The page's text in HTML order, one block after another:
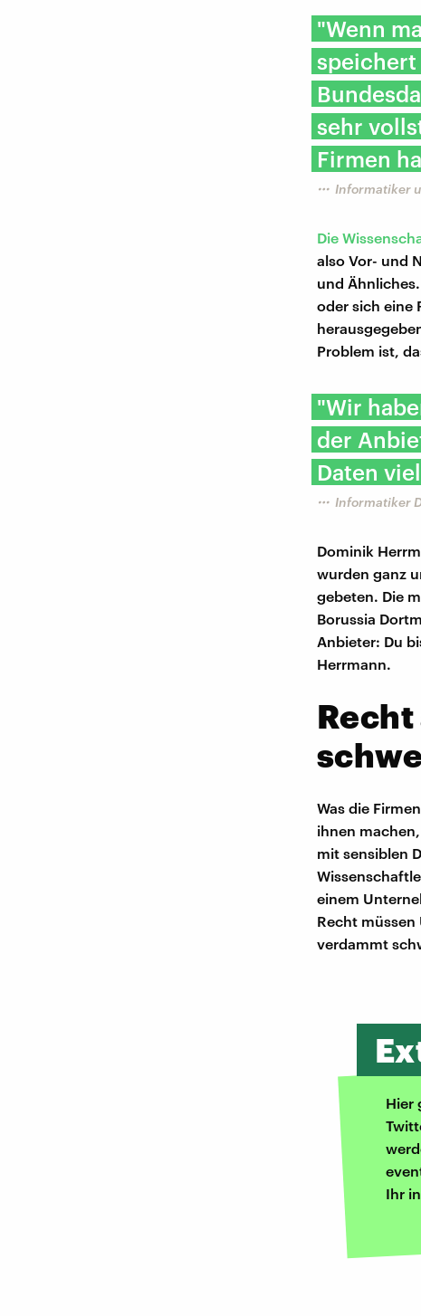
"Wenn
speichert
sehr
Firmen
Informatiker
Die
also Vor- und
und
oder sich eine
Problem ist,
"Wir
der
Daten
Informatiker
Dominik
wurden ganz
gebeten. Die
Borussia
Anbieter: Du
Herrmann.
Was die
ihnen
mit sensiblen
einem
Recht
verdammt
Hier
Ihr